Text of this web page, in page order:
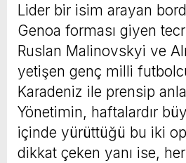
Lider bir isim arayan
Genoa forması giyen
Ruslan Malinovskyi ve
yetişen genç milli
Karadeniz ile prensip
Yönetimin, haftalardır
içinde yürüttüğü bu iki
dikkat çeken yanı ise,